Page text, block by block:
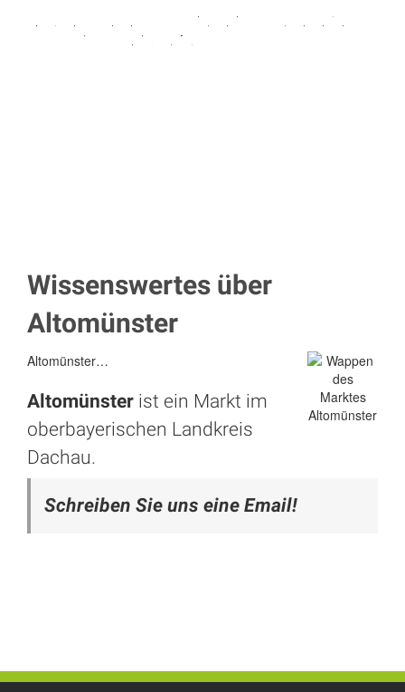
Wissenswertes über
Altomünster
Altomünster…
Altomünster ist ein Markt im
oberbayerischen Landkreis
Dachau.
Schreiben Sie uns eine Email!